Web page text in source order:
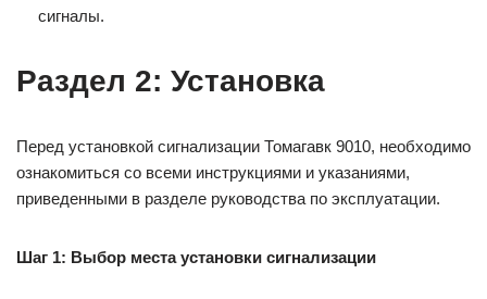
сигналы.
Раздел 2: Установка
Перед установкой сигнализации Томагавк 9010, необходимо
ознакомиться со всеми инструкциями и указаниями,
приведенными в разделе руководства по эксплуатации.
Шаг 1: Выбор места установки сигнализации